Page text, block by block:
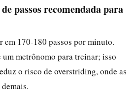
passos recomendada para
em 170-180 passos por minuto.
um metrônomo para treinar; isso
o risco de overstriding, onde as